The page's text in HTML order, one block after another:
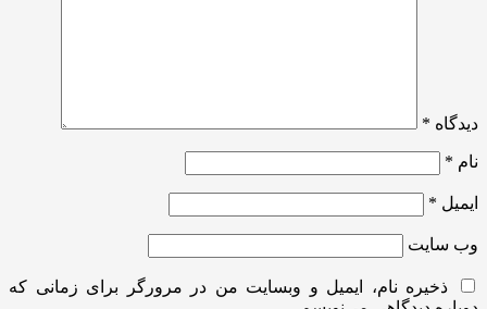
دیدگاه *
نام *
ایمیل *
وب‌ سایت
ذخیره نام، ایمیل و وبسایت من در مرورگر برای زمانی که